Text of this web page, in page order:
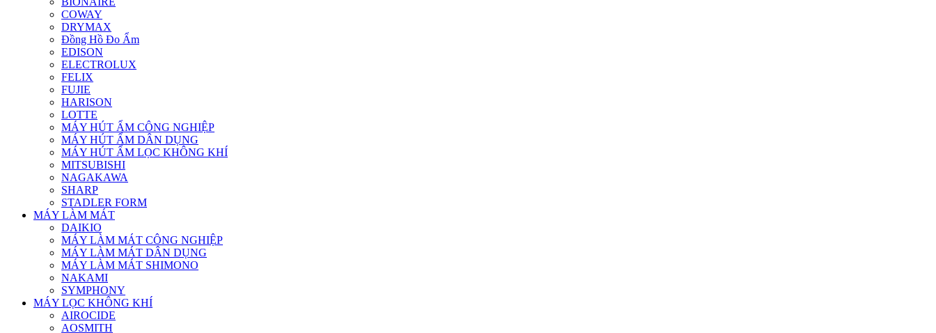
COWAY
DRYMAX
Đồng Hồ Đo Ẩm
EDISON
ELECTROLUX
FELIX
FUJIE
HARISON
LOTTE
MÁY HÚT ẨM CÔNG NGHIỆP
MÁY HÚT ẨM DÂN DỤNG
MÁY HÚT ẨM LỌC KHÔNG KHÍ
MITSUBISHI
NAGAKAWA
SHARP
STADLER FORM
MÁY LÀM MÁT
DAIKIO
MÁY LÀM MÁT CÔNG NGHIỆP
MÁY LÀM MÁT DÂN DỤNG
MÁY LÀM MÁT SHIMONO
NAKAMI
SYMPHONY
MÁY LỌC KHÔNG KHÍ
AIROCIDE
AOSMITH